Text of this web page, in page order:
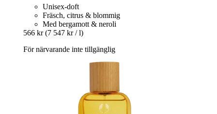
Unisex-doft
Fräsch, citrus & blommig
Med bergamott & neroli
566 kr (7 547 kr / l)
För närvarande inte tillgänglig